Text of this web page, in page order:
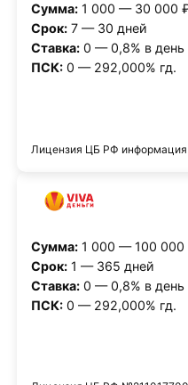
Сумма:1 000 — 30 000
Срок:7 — 30 дней
Ставка:0 — 0,8% в день
ПСК:0 — 292,000% гд.
Лицензия ЦБ РФ информация
Сумма:1 000 — 100 000
Срок:1 — 365 дней
Ставка:0 — 0,8% в день
ПСК:0 — 292,000% гд.